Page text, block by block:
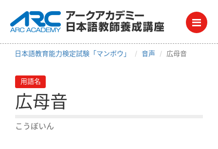
日本語教育能力検定試験「マンボウ」 音声 広母音
用語名
広母音
こうぼいん